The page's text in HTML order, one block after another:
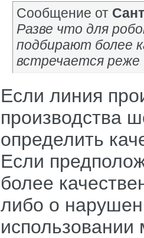
Сообщение от
Разве что для
подбирают более
встречается реже
Если линия
производства
определить
Если
более
либо о
использовании